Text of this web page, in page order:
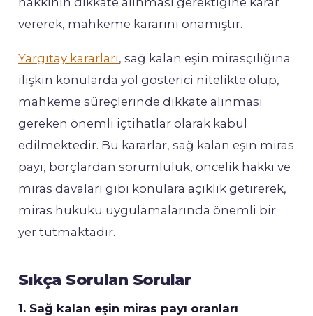
vererek, mahkeme kararını onamıştır.
Yargıtay kararları, sağ kalan eşin mirasçılığına
ilişkin konularda yol gösterici nitelikte olup,
mahkeme süreçlerinde dikkate alınması
gereken önemli içtihatlar olarak kabul
edilmektedir. Bu kararlar, sağ kalan eşin miras
payı, borçlardan sorumluluk, öncelik hakkı ve
miras davaları gibi konulara açıklık getirerek,
miras hukuku uygulamalarında önemli bir
yer tutmaktadır.
Sıkça Sorulan Sorular
1. Sağ kalan eşin miras payı oranları